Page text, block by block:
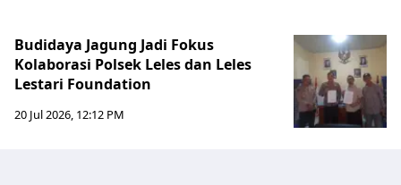
Budidaya Jagung Jadi Fokus
Kolaborasi Polsek Leles dan Leles
Lestari Foundation
20 Jul 2026, 12:12 PM